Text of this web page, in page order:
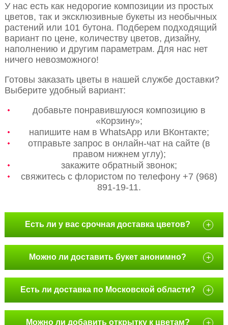
У нас есть как недорогие композиции из простых
цветов, так и эксклюзивные букеты из необычных
растений или 101 бутона. Подберем подходящий
вариант по цене, количеству цветов, дизайну,
наполнению и другим параметрам. Для нас нет
ничего невозможного!
Готовы заказать цветы в нашей службе доставки?
Выберите удобный вариант:
добавьте понравившуюся композицию в
«Корзину»;
напишите нам в WhatsApp или ВКонтакте;
отправьте запрос в онлайн-чат на сайте (в
правом нижнем углу);
закажите обратный звонок;
свяжитесь с флористом по телефону +7 (968)
891-19-11.
Есть ли у вас срочная доставка цветов? +
Можно ли доставить букет анонимно? +
Есть ли доставка по Московской области? +
Можно ли добавить открытку к цветам? +